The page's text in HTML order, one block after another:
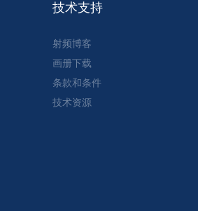
技术支持
射频博客
画册下载
条款和条件
技术资源